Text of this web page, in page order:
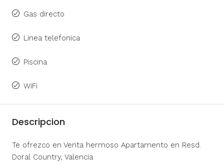
Gas directo
Linea telefonica
Piscina
WiFi
Descripcion
Te ofrezco en Venta hermoso Apartamento en Resd.
Doral Country, Valencia